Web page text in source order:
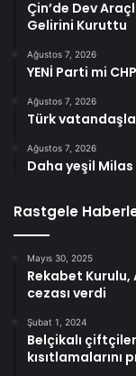
Çin’de Dev
Gelirini Kuruttu
Ağustos 7, 2026
YENİ Parti mi
Ağustos 7, 2026
Türk
Ağustos 7, 2026
Daha yeşil
Rastgele
Mayıs 30, 2025
Rekabet Kurulu,
cezası verdi
Şubat 1, 2024
Belçikalı